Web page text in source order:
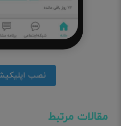
نصب
مقالات مرتبط